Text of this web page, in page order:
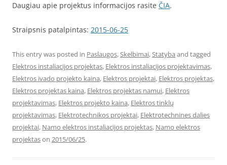
Daugiau apie projektus informacijos rasite ČIA.
Straipsnis patalpintas: 2015-06-25
This entry was posted in Paslaugos,Skelbimai,Statyba and tagged
Elektros instaliacijos projektas, Elektros instaliacijos projektavimas,
Elektros ivado projekto kaina, Elektros projektai, Elektros projektas,
Elektros projektas kaina, Elektros projektas namui, Elektros
projektavimas, Elektros projekto kaina, Elektros tinklų
projektavimas, Elektrotechnikos projektai, Elektrotechnines dalies
projektai, Namo elektros instaliacijos projektas, Namo elektros
projektason 2015/06/25.